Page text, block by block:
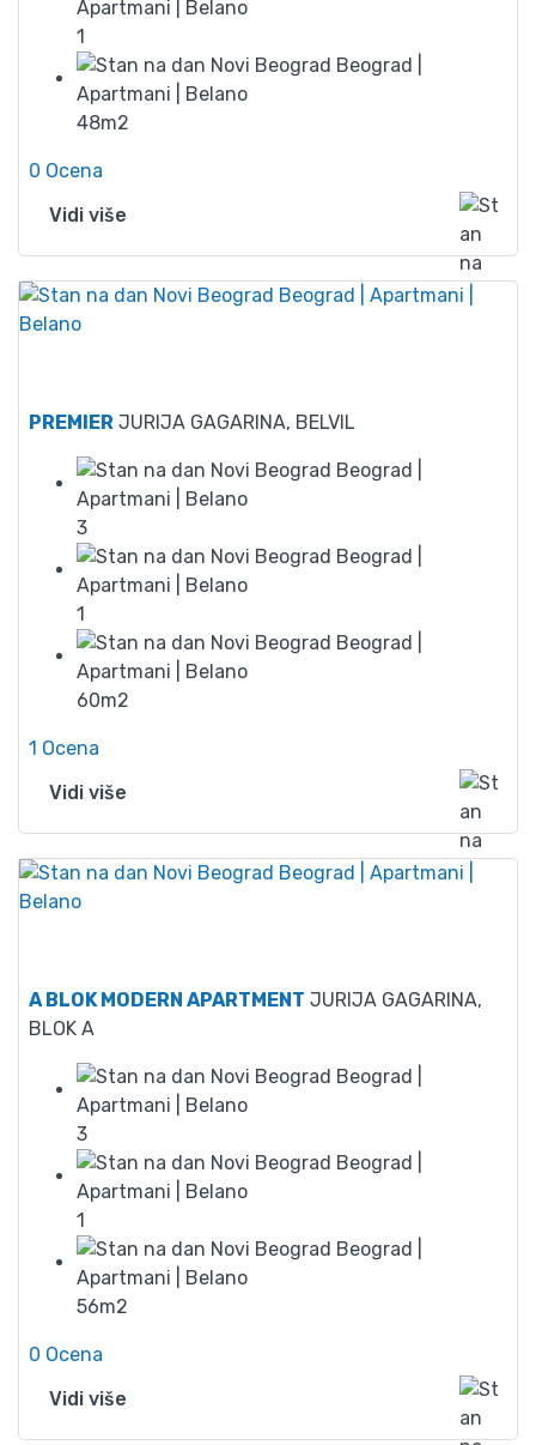
1
48m2
0 Ocena
Vidi više
PREMIER JURIJA GAGARINA, BELVIL
3
1
60m2
1 Ocena
Vidi više
A BLOK MODERN APARTMENT JURIJA GAGARINA,
BLOK A
3
1
56m2
0 Ocena
Vidi više